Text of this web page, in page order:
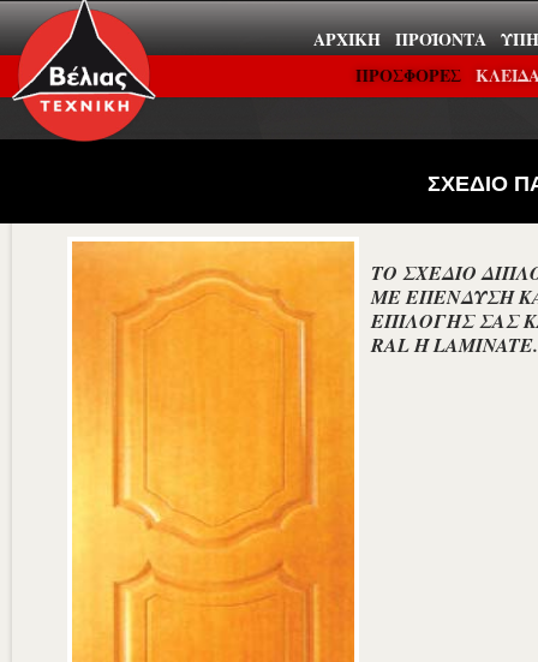
ΑΡΧΙΚΉ ΠΡΟΪΌΝΤΑ
ΠΡΟΣΦΟΡΕΣ
ΣΧΕΔΙΟ
ΤΟ ΣΧΕΔΙΟ
ΜΕ ΕΠΕΝΔΥΣΗ
ΕΠΙΛΟΓΗΣ ΣΑΣ
RAL Ή LAMINATE.